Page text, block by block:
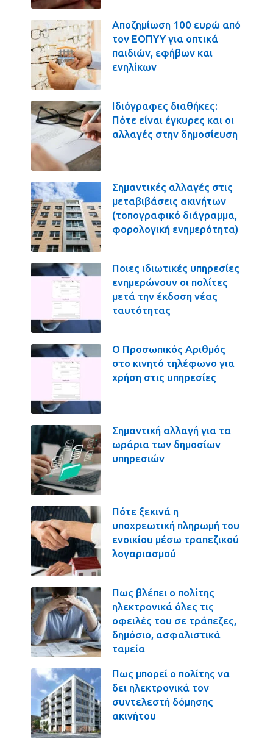
Αποζημίωση 100 ευρώ από
τον ΕΟΠΥΥ για οπτικά
παιδιών, εφήβων και
ενηλίκων
Ιδιόγραφες διαθήκες:
Πότε είναι έγκυρες και οι
αλλαγές στην δημοσίευση
Σημαντικές αλλαγές στις
μεταβιβάσεις ακινήτων
(τοπογραφικό διάγραμμα,
φορολογική ενημερότητα)
Ποιες ιδιωτικές υπηρεσίες
ενημερώνουν οι πολίτες
μετά την έκδοση νέας
ταυτότητας
Ο Προσωπικός Αριθμός
στο κινητό τηλέφωνο για
χρήση στις υπηρεσίες
Σημαντική αλλαγή για τα
ωράρια των δημοσίων
υπηρεσιών
Πότε ξεκινά η
υποχρεωτική πληρωμή του
ενοικίου μέσω τραπεζικού
λογαριασμού
Πως βλέπει ο πολίτης
ηλεκτρονικά όλες τις
οφειλές του σε τράπεζες,
δημόσιο, ασφαλιστικά
ταμεία
Πως μπορεί ο πολίτης να
δει ηλεκτρονικά τον
συντελεστή δόμησης
ακινήτου